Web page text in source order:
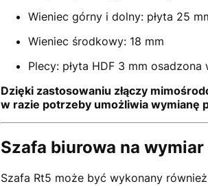
Wieniec górny i dolny: płyta 25
Wieniec środkowy: 18 mm
Plecy: płyta HDF 3 mm
Dzięki zastosowaniu złączy
w razie potrzeby umożliwia wymianę
Szafa biurowa na
Szafa Rt5 może być wykonany